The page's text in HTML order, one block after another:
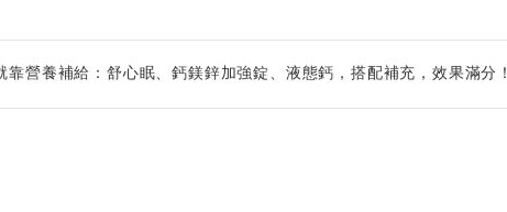
靠營養補給：舒心眠、鈣鎂鋅加強錠、液態鈣，搭配補充，效果滿分！